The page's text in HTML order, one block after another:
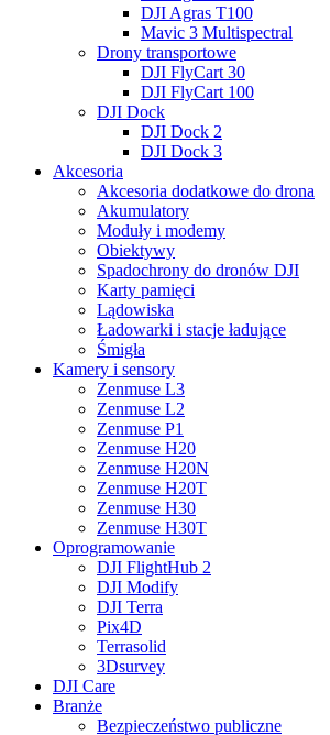
DJI Agras T100
Mavic 3 Multispectral
Drony transportowe
DJI FlyCart 30
DJI FlyCart 100
DJI Dock
DJI Dock 2
DJI Dock 3
Akcesoria
Akcesoria dodatkowe do drona
Akumulatory
Moduły i modemy
Obiektywy
Spadochrony do dronów DJI
Karty pamięci
Lądowiska
Ładowarki i stacje ładujące
Śmigła
Kamery i sensory
Zenmuse L3
Zenmuse L2
Zenmuse P1
Zenmuse H20
Zenmuse H20N
Zenmuse H20T
Zenmuse H30
Zenmuse H30T
Oprogramowanie
DJI FlightHub 2
DJI Modify
DJI Terra
Pix4D
Terrasolid
3Dsurvey
DJI Care
Branże
Bezpieczeństwo publiczne